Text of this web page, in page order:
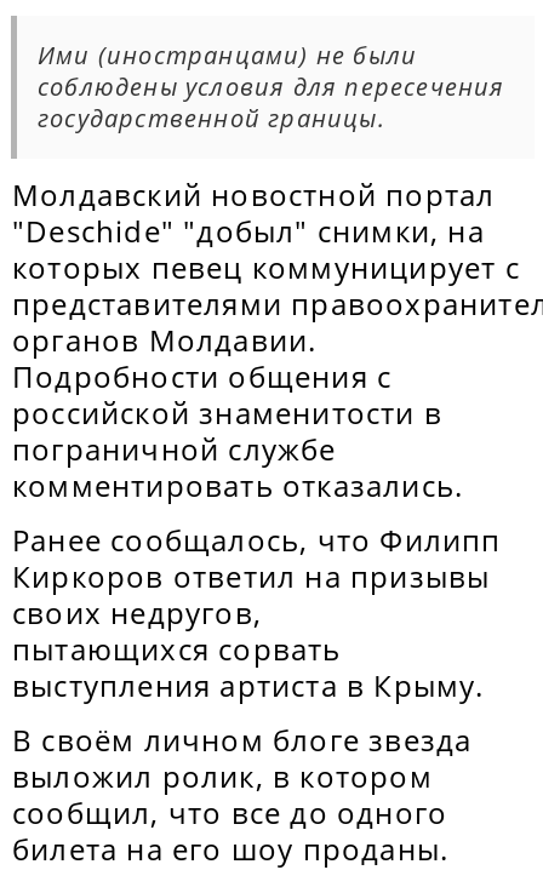
Ими (иностранцами) не были
соблюдены условия для пересечения
государственной границы.
Молдавский новостной портал
"Deschide" "добыл" снимки, на
которых певец коммуницирует с
представителями
органов Молдавии.
Подробности общения с
российской знаменитости в
пограничной службе
комментировать отказались.
Ранее сообщалось, что Филипп
Киркоров ответил на призывы
своих недругов,
пытающихся сорвать
выступления артиста в Крыму.
В своём личном блоге звезда
выложил ролик, в котором
сообщил, что все до одного
билета на его шоу проданы.